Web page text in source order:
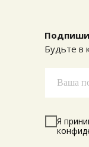
Я
Будьте в